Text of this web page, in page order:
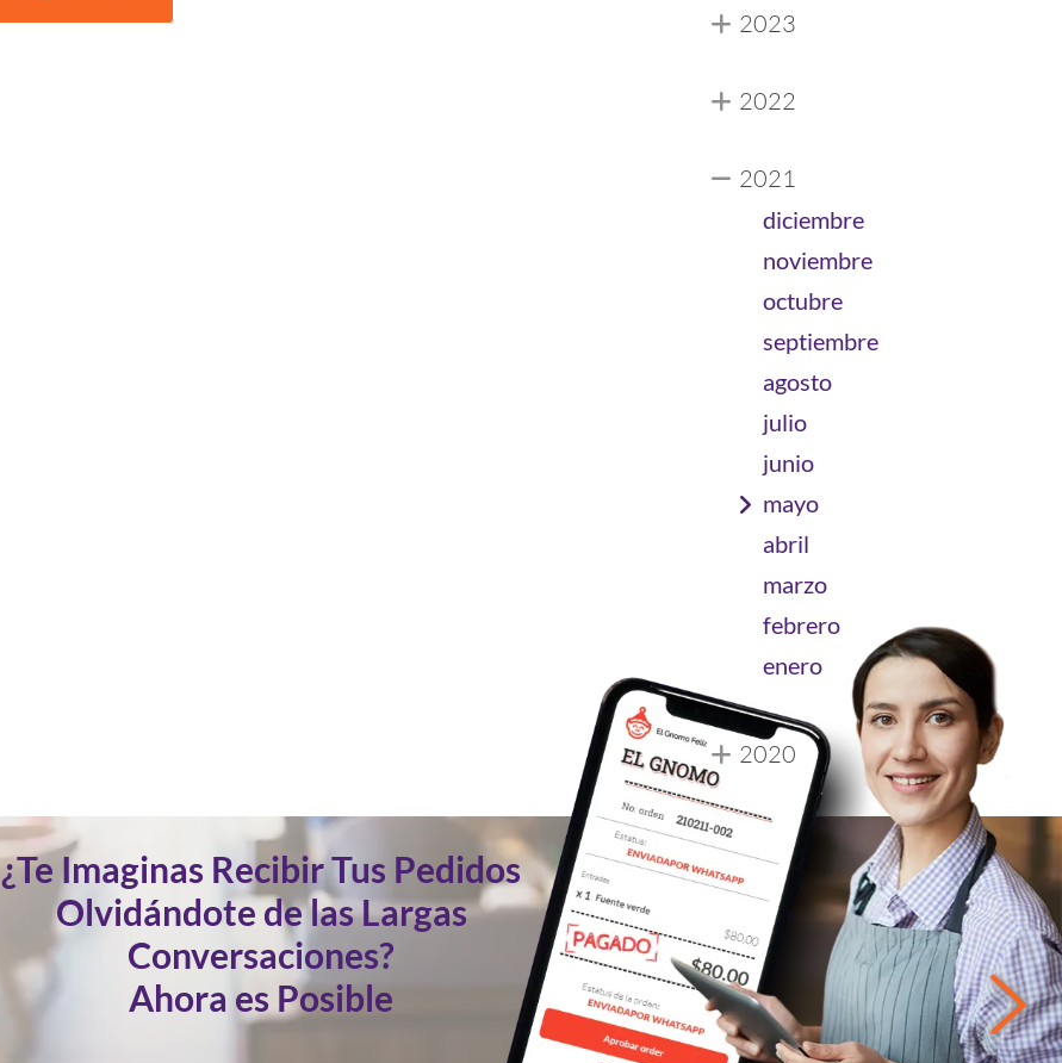
2023
2022
2021
diciembre
noviembre
octubre
septiembre
agosto
julio
junio
mayo
abril
marzo
febrero
enero
2020
¿Te Imaginas Recibir Tus Pedidos
Olvidándote de las Largas
Conversaciones?
Ahora es Posible